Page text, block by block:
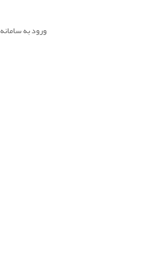
ورود به سامانه